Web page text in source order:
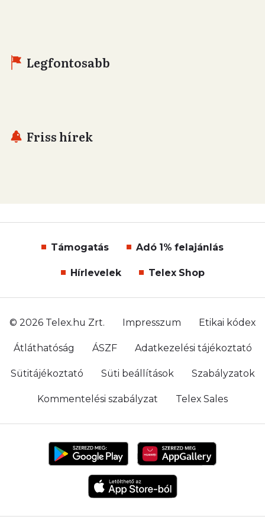
Legfontosabb
Friss hírek
Támogatás Adó 1% felajánlás
Hírlevelek Telex Shop
© 2026 Telex.hu Zrt. Impresszum Etikai kódex
Átláthatóság ÁSZF Adatkezelési tájékoztató
Sütitájékoztató Süti beállítások Szabályzatok
Kommentelési szabályzat Telex Sales